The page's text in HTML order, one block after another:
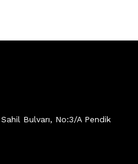
Bulvarı, No:3/A Pendik